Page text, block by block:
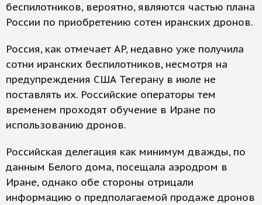
беспилотников, вероятно, являются частью плана
России по приобретению сотен иранских дронов.
Россия, как отмечает AP, недавно уже получила
сотни иранских беспилотников, несмотря на
предупреждения США Тегерану в июле не
поставлять их. Российские операторы тем
временем проходят обучение в Иране по
использованию дронов.
Российская делегация как минимум дважды, по
данным Белого дома, посещала аэродром в
Иране, однако обе стороны отрицали
информацию о предполагаемой продаже дронов